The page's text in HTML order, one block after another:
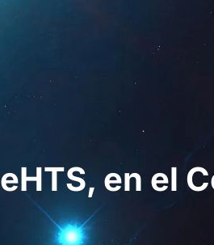
en el